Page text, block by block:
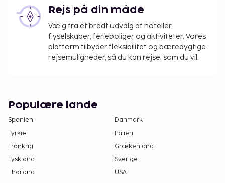
på dette overnatningssted. Kontakt
overnatningsstedet via kontaktoplysningerne i
reservationsbekræftelsen for flere oplysninger.
Ét barn, i alderen 6 år eller derunder, kan
overnatte gratis på forældres eller værgers
Rejs på din måde
Vælg fra et bredt udvalg af hoteller,
flyselskaber, ferieboliger og aktiviteter. Vores
platform tilbyder fleksibilitet og bæredygtige
rejsemuligheder, så du kan rejse, som du vil.
Populære lande
Spanien
Danmark
Tyrkiet
Italien
Frankrig
Grækenland
Tyskland
Sverige
Thailand
USA